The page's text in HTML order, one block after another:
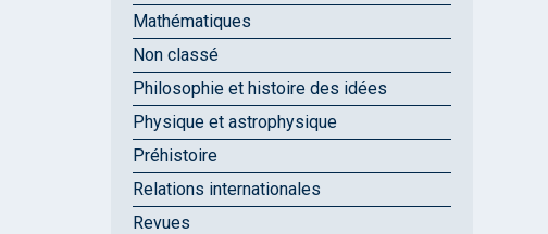
Mathématiques
Non classé
Philosophie et histoire des idées
Physique et astrophysique
Préhistoire
Relations internationales
Revues